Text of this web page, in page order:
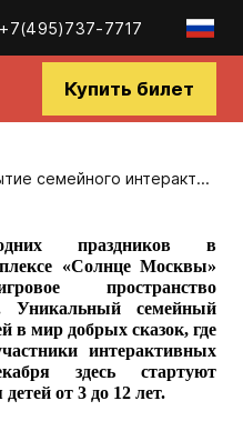
+7(495)737-7717
Купить билет
Открытие семейного интерактивного проекта «Московский ЛисаПарк»
праздников в
«Солнце Москвы»
пространство
Уникальный семейный
в мир добрых сказок, где
интерактивных
здесь стартуют
от 3 до 12 лет.